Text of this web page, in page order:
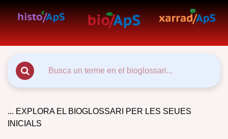
... EXPLORA EL BIOGLOSSARI PER LES SEUES
INICIALS